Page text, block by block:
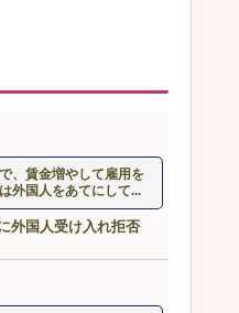
、賃金増やして雇用を
外国人をあてにして...
外国人受け入れ拒否